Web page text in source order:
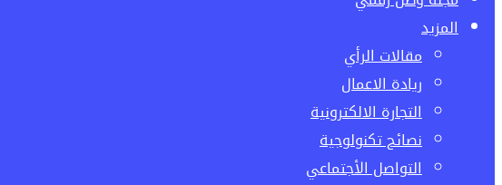
المزيد
مقالات الرأي
ريادة الاعمال
التجارة الالكترونية
نصائح تكنولوجية
التواصل الأجتماعي